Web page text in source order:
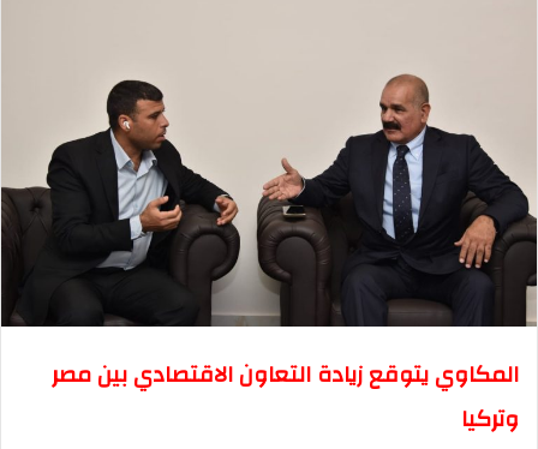
المكاوي يتوقع زيادة التعاون الاقتصادي بين مصر
وتركيا